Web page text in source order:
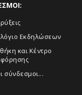
Εκδηλώσεων
και Κέντρο
σύνδεσμοι...